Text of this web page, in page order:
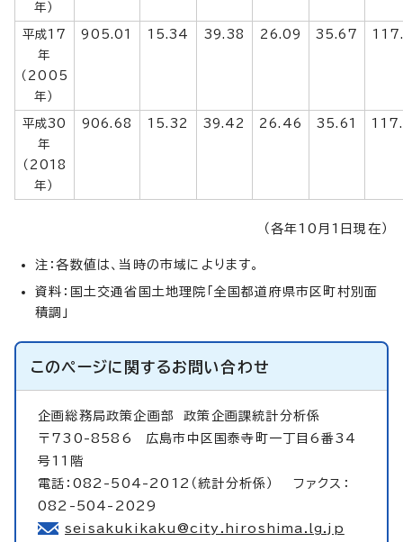
年）
平成17
年
（2005
年）
905.01 15.34 39.38 26.09 35.67
平成30
年
（2018
年）
906.68 15.32 39.42 26.46 35.61
（各年10月1日現在）
注：各数値は、当時の市域によります。
資料：国土交通省国土地理院「全国都道府県市区町村別面
積調」
このページに関するお問い合わせ
企画総務局政策企画部政策企画課統計分析係
〒730-8586 広島市中区国泰寺町一丁目6番34
号11階
電話：082-504-2012（統計分析係） ファクス：
082-504-2029
seisakukikaku@city.hiroshima.lg.jp